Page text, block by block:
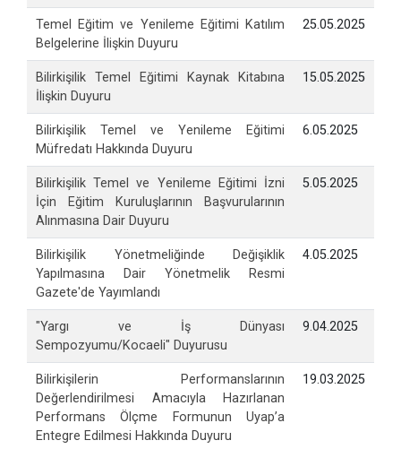
Temel Eğitim ve Yenileme Eğitimi Katılım
Belgelerine İlişkin Duyuru
25.05.2025
Bilirkişilik Temel Eğitimi Kaynak Kitabına
İlişkin Duyuru
15.05.2025
Bilirkişilik Temel ve Yenileme Eğitimi
Müfredatı Hakkında Duyuru
6.05.2025
Bilirkişilik Temel ve Yenileme Eğitimi İzni
İçin Eğitim Kuruluşlarının Başvurularının
Alınmasına Dair Duyuru
5.05.2025
Bilirkişilik Yönetmeliğinde Değişiklik
Yapılmasına Dair Yönetmelik Resmi
Gazete'de Yayımlandı
4.05.2025
"Yargı ve İş Dünyası
Sempozyumu/Kocaeli" Duyurusu
9.04.2025
Bilirkişilerin Performanslarının
Değerlendirilmesi Amacıyla Hazırlanan
Performans Ölçme Formunun Uyap’a
Entegre Edilmesi Hakkında Duyuru
19.03.2025